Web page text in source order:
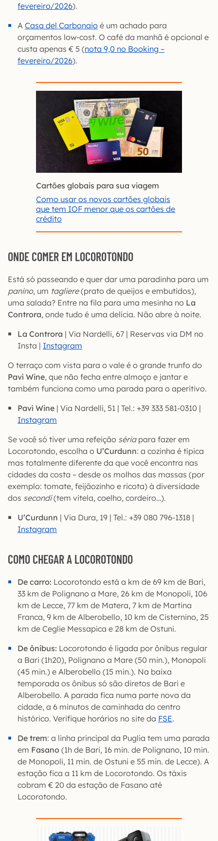
fevereiro/2026).
A Casa del Carbonaio é um achado para
orçamentos low-cost. O café da manhã é opcional e
custa apenas € 5 (nota 9,0 no Booking –
fevereiro/2026).
Cartões globais para sua viagem
Como usar os novos cartões globais
que tem IOF menor que os cartões de
crédito
ONDE COMER EM LOCOROTONDO
Está só passeando e quer dar uma paradinha para um
panino, um tagliere(prato de queijos e embutidos),
uma salada? Entre na fila para uma mesinha no La
Controra, onde tudo é uma delícia. Não abre à noite.
La Controra | Via Nardelli, 67 | Reservas via DM no
Insta | Instagram
O terraço com vista para o vale é o grande trunfo do
Pavì Wine, que não fecha entre almoço e jantar e
também funciona como uma parada para o aperitivo.
Pavì Wine | Via Nardelli, 51 | Tel.: +39 333 581-0310 |
Instagram
Se você só tiver uma refeição sériapara fazer em
Locorotondo, escolha o U’Curdunn: a cozinha é típica
mas totalmente diferente da que você encontra nas
cidades da costa – desde os molhos das massas (por
exemplo: tomate, feijãozinho e ricota) à diversidade
dos secondi(tem vitela, coelho, cordeiro…).
U’Curdunn | Via Dura, 19 | Tel.: +39 080 796-1318 |
Instagram
COMO CHEGAR A LOCOROTONDO
De carro: Locorotondo está a km de 69 km de Bari,
33 km de Polignano a Mare, 26 km de Monopoli, 106
km de Lecce, 77 km de Matera, 7 km de Martina
Franca, 9 km de Alberobello, 10 km de Cisternino, 25
km de Ceglie Messapica e 28 km de Ostuni.
De ônibus: Locorotondo é ligada por ônibus regular
a Bari (1h20), Polignano a Mare (50 min.), Monopoli
(45 min.) e Alberobello (15 min.). Na baixa
temporada os ônibus só são diretos de Bari e
Alberobello. A parada fica numa parte nova da
cidade, a 6 minutos de caminhada do centro
histórico. Verifique horários no site da FSE.
De trem: a linha principal da Puglia tem uma parada
em Fasano (1h de Bari, 16 min. de Polignano, 10 min.
de Monopoli, 11 min. de Ostuni e 55 min. de Lecce). A
estação fica a 11 km de Locorotondo. Os táxis
cobram € 20 da estação de Fasano até
Locorotondo.